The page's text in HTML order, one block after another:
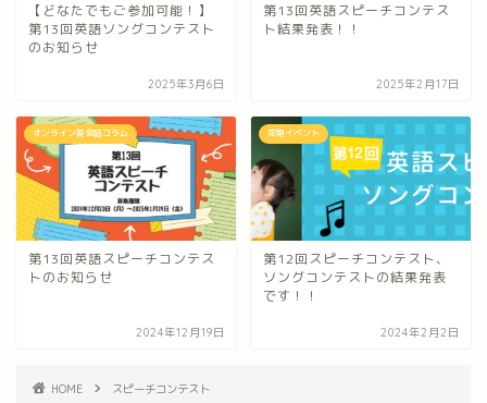
【どなたでもご参加可能！】
第13回英語ソングコンテスト
のお知らせ
2025年3月6日
第13回英語スピーチコンテス
ト結果発表！！
2025年2月17日
オンライン英会話コラム
第13回英語スピーチコンテス
トのお知らせ
2024年12月19日
定期イベント
第12回スピーチコンテスト、
ソングコンテストの結果発表
です！！
2024年2月2日
HOME スピーチコンテスト